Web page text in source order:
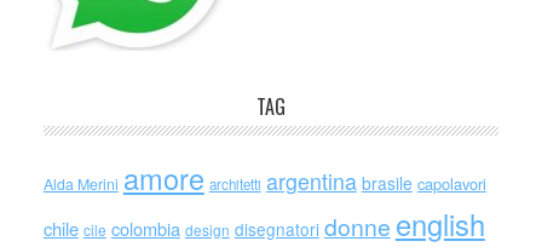
TAG
Alda Merini amore architetti argentina brasile capolavori
chile cile colombia design disegnatori donne english